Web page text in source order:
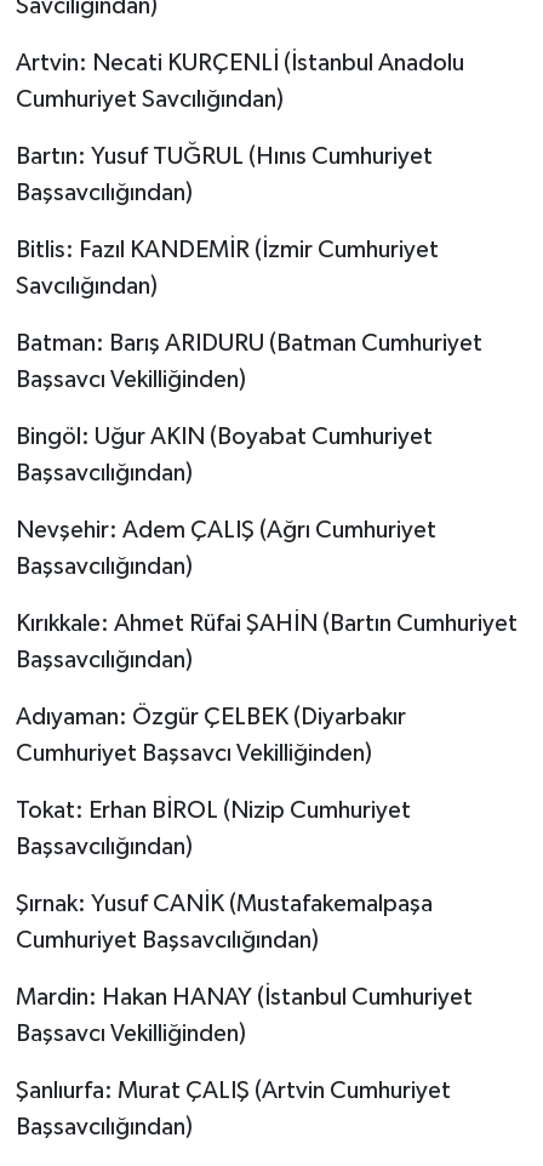
Savcılığından)
Artvin: Necati KURÇENLİ (İstanbul Anadolu
Cumhuriyet Savcılığından)
Bartın: Yusuf TUĞRUL (Hınıs Cumhuriyet
Başsavcılığından)
Bitlis: Fazıl KANDEMİR (İzmir Cumhuriyet
Savcılığından)
Batman: Barış ARIDURU (Batman Cumhuriyet
Başsavcı Vekilliğinden)
Bingöl: Uğur AKIN (Boyabat Cumhuriyet
Başsavcılığından)
Nevşehir: Adem ÇALIŞ (Ağrı Cumhuriyet
Başsavcılığından)
Kırıkkale: Ahmet Rüfai ŞAHİN (Bartın Cumhuriyet
Başsavcılığından)
Adıyaman: Özgür ÇELBEK (Diyarbakır
Cumhuriyet Başsavcı Vekilliğinden)
Tokat: Erhan BİROL (Nizip Cumhuriyet
Başsavcılığından)
Şırnak: Yusuf CANİK (Mustafakemalpaşa
Cumhuriyet Başsavcılığından)
Mardin: Hakan HANAY (İstanbul Cumhuriyet
Başsavcı Vekilliğinden)
Şanlıurfa: Murat ÇALIŞ (Artvin Cumhuriyet
Başsavcılığından)